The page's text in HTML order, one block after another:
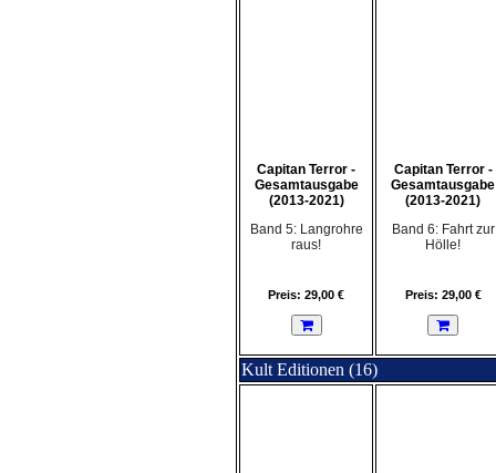
Capitan Terror -
Gesamtausgabe
(2013-2021)
Band 5: Langrohre
raus!
Preis: 29,00 €
Capitan Terror -
Gesamtausgabe
(2013-2021)
Band 6: Fahrt zur
Hölle!
Preis: 29,00 €
Kult Editionen (16)